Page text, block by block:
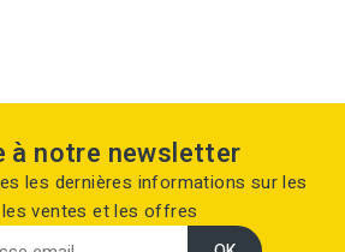
à notre newsletter
les dernières informations sur les
ventes et les offres